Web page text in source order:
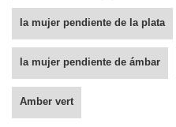
la mujer pendiente de la plata
la mujer pendiente de ámbar
Amber vert